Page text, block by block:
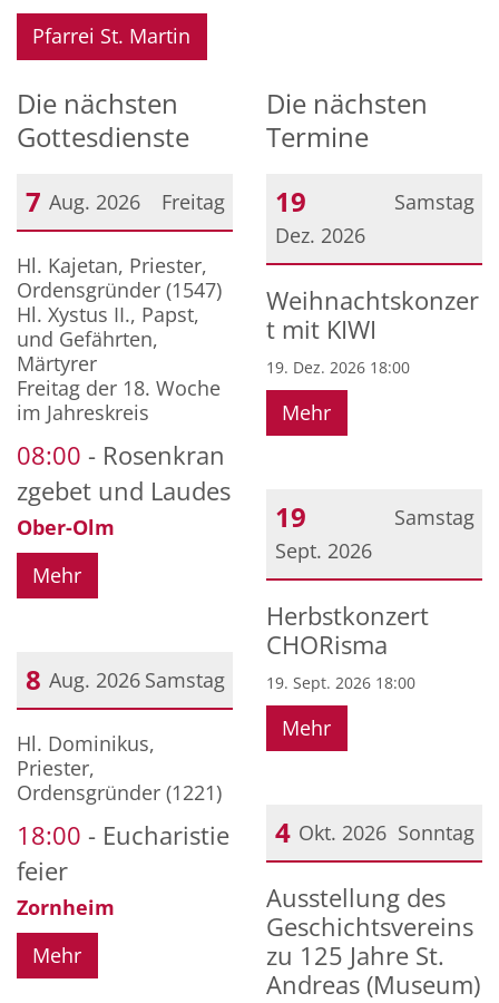
Pfarrei St. Martin
Die nächsten
Gottesdienste
Freitag
7 Aug. 2026
Datum: 7. August 2026
Hl. Kajetan, Priester,
Ordensgründer (1547)
Hl. Xystus II., Papst,
und Gefährten,
Märtyrer
Freitag der 18. Woche
im Jahreskreis
08:00
Rosenkran
zgebet und Laudes
Ober-Olm
Mehr
Samstag
8 Aug. 2026
Datum: 8. August 2026
Hl. Dominikus,
Priester,
Ordensgründer (1221)
18:00
Eucharistie
feier
Zornheim
Mehr
Die nächsten
Termine
Samstag
19
Dez. 2026
Datum: 19. Dezember
Weihnachtskonzer
t mit KIWI
19. Dez. 2026 18:00
Mehr
Samstag
19
Sept. 2026
Datum: 19. September
Herbstkonzert
CHORisma
19. Sept. 2026 18:00
Mehr
Sonntag
4 Okt. 2026
Datum: 4. Oktober 2026
Ausstellung des
Geschichtsvereins
zu 125 Jahre St.
Andreas (Museum)